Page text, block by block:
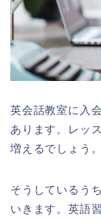
英会話教室に入
あります。レッ
増えるでしょう。
そうしているう
いきます。英語